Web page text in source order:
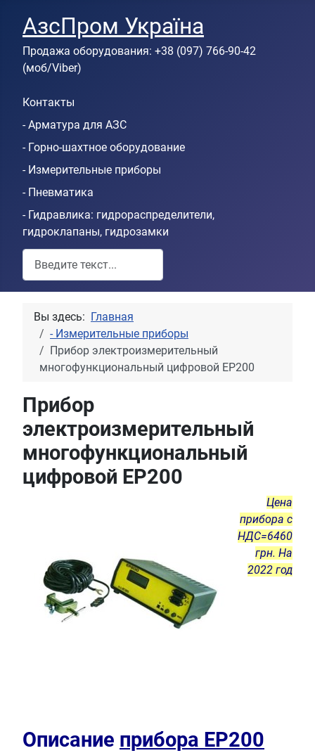
АзсПром Україна
Продажа оборудования: +38 (097) 766-90-42
(моб/Viber)
Контакты
- Арматура для АЗС
- Горно-шахтное оборудование
- Измерительные приборы
- Пневматика
- Гидравлика: гидрораспределители,
гидроклапаны, гидрозамки
Пошук по сайту
Вы здесь:
Главная
- Измерительные приборы
Прибор электроизмерительный
многофункциональный цифровой ЕР200
Прибор
электроизмерительный
многофункциональный
цифровой ЕР200
Цена
прибора с
НДС=6460
грн. На
2022 год
Описание прибора ЕР200